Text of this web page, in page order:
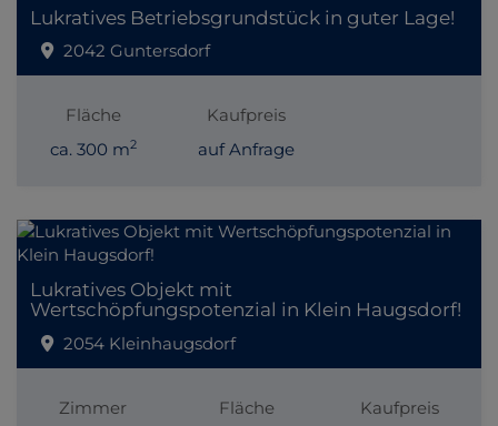
Lukratives Betriebsgrundstück in guter Lage!
2042 Guntersdorf
Fläche
ca. 300 m2
Kaufpreis
auf Anfrage
Lukratives Objekt mit
Wertschöpfungspotenzial in Klein Haugsdorf!
2054 Kleinhaugsdorf
Zimmer Fläche Kaufpreis